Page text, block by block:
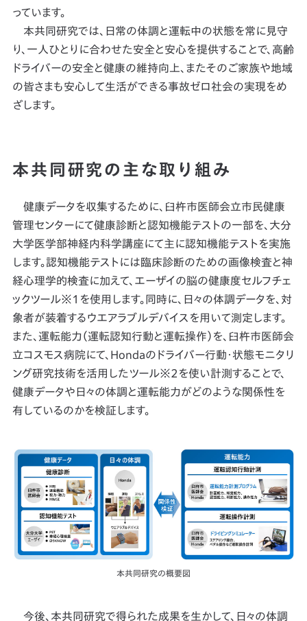
っています。
本共同研究では、日常の体調と運転中の状態を常に見守
り、一人ひとりに合わせた安全と安心を提供することで、高齢
ドライバーの安全と健康の維持向上、またそのご家族や地域
の皆さまも安心して生活ができる事故ゼロ社会の実現をめ
ざします。
本共同研究の主な取り組み
健康データを収集するために、臼杵市医師会立市民健康
管理センターにて健康診断と認知機能テストの一部を、大分
大学医学部神経内科学講座にて主に認知機能テストを実施
します。認知機能テストには臨床診断のための画像検査と神
経心理学的検査に加えて、エーザイの脳の健康度セルフチェ
ックツール※1を使用します。同時に、日々の体調データを、対
象者が装着するウエアラブルデバイスを用いて測定します。
また、運転能力（運転認知行動と運転操作）を、臼杵市医師会
立コスモス病院にて、Hondaのドライバー行動・状態モニタリ
ング研究技術を活用したツール※2を使い計測することで、
健康データや日々の体調と運転能力がどのような関係性を
有しているのかを検証します。
本共同研究の概要図
今後、本共同研究で得られた成果を生かして、日々の体調